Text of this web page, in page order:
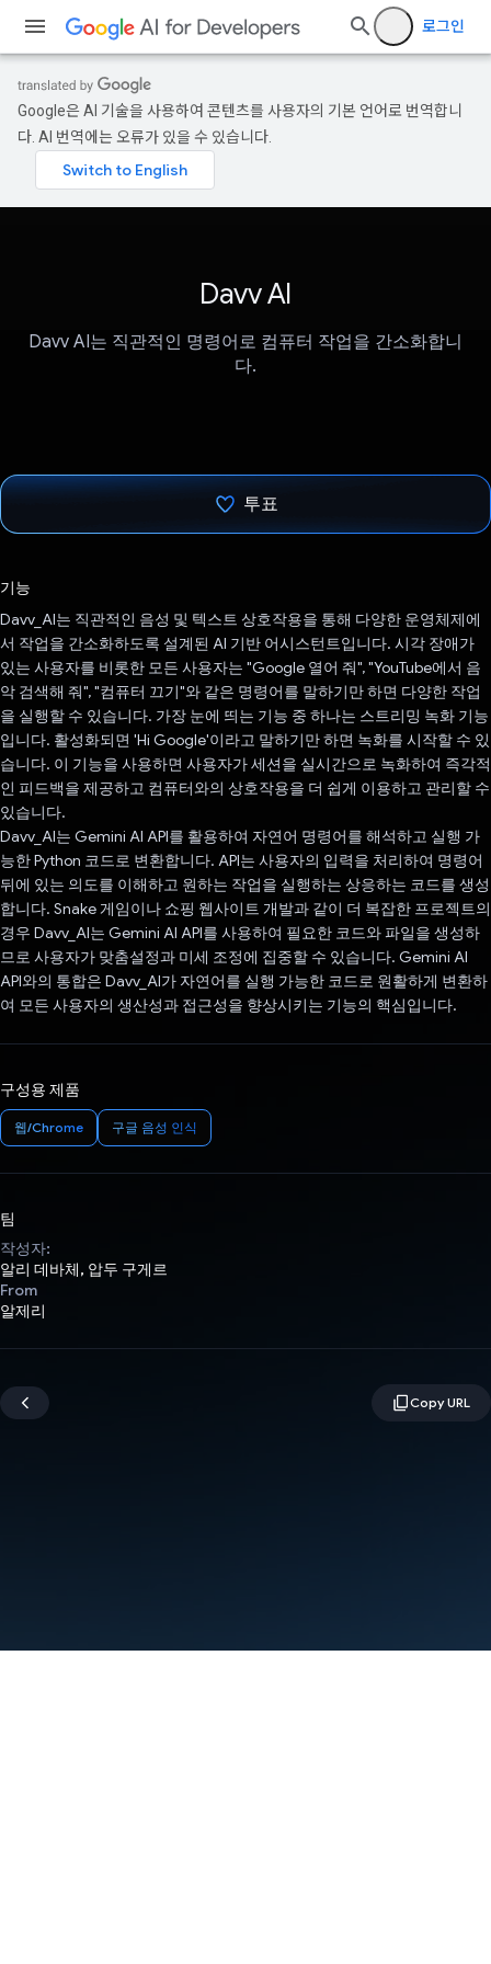
로그인
Google은 AI 기술을 사용하여 콘텐츠를 사용자의 기본 언어로 번역합니
다. AI 번역에는 오류가 있을 수 있습니다.
Davv AI
Davv AI는 직관적인 명령어로 컴퓨터 작업을 간소화합니
다.
투표
기능
Davv_AI는 직관적인 음성 및 텍스트 상호작용을 통해 다양한 운영체제에
서 작업을 간소화하도록 설계된 AI 기반 어시스턴트입니다. 시각 장애가
있는 사용자를 비롯한 모든 사용자는 "Google 열어 줘", "YouTube에서 음
악 검색해 줘", "컴퓨터 끄기"와 같은 명령어를 말하기만 하면 다양한 작업
을 실행할 수 있습니다. 가장 눈에 띄는 기능 중 하나는 스트리밍 녹화 기능
입니다. 활성화되면 'Hi Google'이라고 말하기만 하면 녹화를 시작할 수 있
습니다. 이 기능을 사용하면 사용자가 세션을 실시간으로 녹화하여 즉각적
인 피드백을 제공하고 컴퓨터와의 상호작용을 더 쉽게 이용하고 관리할 수
있습니다.
Davv_AI는 Gemini AI API를 활용하여 자연어 명령어를 해석하고 실행 가
능한 Python 코드로 변환합니다. API는 사용자의 입력을 처리하여 명령어
뒤에 있는 의도를 이해하고 원하는 작업을 실행하는 상응하는 코드를 생성
합니다. Snake 게임이나 쇼핑 웹사이트 개발과 같이 더 복잡한 프로젝트의
경우 Davv_AI는 Gemini AI API를 사용하여 필요한 코드와 파일을 생성하
므로 사용자가 맞춤설정과 미세 조정에 집중할 수 있습니다. Gemini AI
API와의 통합은 Davv_AI가 자연어를 실행 가능한 코드로 원활하게 변환하
여 모든 사용자의 생산성과 접근성을 향상시키는 기능의 핵심입니다.
구성용 제품
웹/Chrome 구글 음성 인식
팀
작성자:
알리 데바체, 압두 구게르
From
알제리